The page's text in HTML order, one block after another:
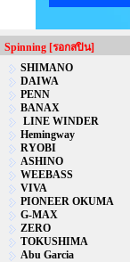
Spinning [รอกสปิน]
SHIMANO
DAIWA
PENN
BANAX
LINE WINDER
Hemingway
RYOBI
ASHINO
WEEBASS
VIVA
PIONEER OKUMA
G-MAX
ZERO
TOKUSHIMA
Abu Garcia